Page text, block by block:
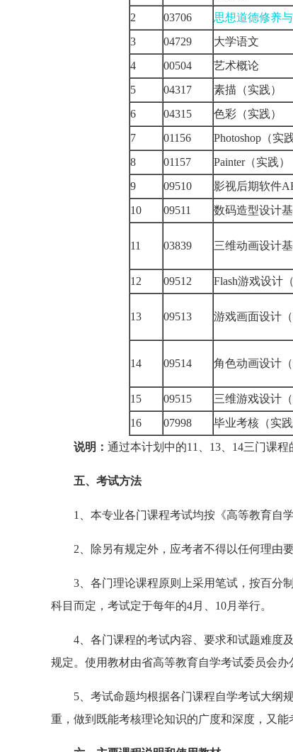
2 03706 思想道德修养
3
04729 大学语文
4
00504 艺术概论
5
04317 素描（实践）
6
04315 色彩（实践）
7
01156 Photoshop（实践
8
01157 Painter（实践）
9
09510 影视后期软件
10
09511 数码造型设计
11 03839 三维动画设计基
12
09512 Flash游戏设计
13 09513 游戏画面设计
14 09514 角色动画设计
15
09515 三维游戏设计（
16
07998
毕业考核（实
说明： 通过本计划中的11、13、14三门课
五、考试方法
1、本专业各门课程考试均按《高等教育自学
2、除另有规定外，应考者不得以任何理由要
3、各门理论课程原则上采用笔试，按百分制
科目而定，考试定于每年的4月、10月举行。
4、各门课程的考试内容、要求和试题难度及
规定。使用教材由省高等教育自学考试委员会办
5、考试命题均根据各门课程自学考试大纲规
重，做到既能考核理论知识的广度和深度，又能